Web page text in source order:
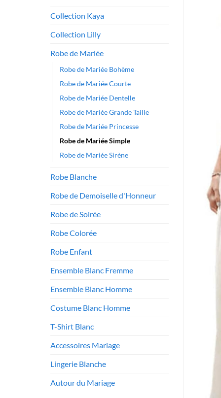
Collection Kaya
Collection Lilly
Robe de Mariée
Robe de Mariée Bohème
Robe de Mariée Courte
Robe de Mariée Dentelle
Robe de Mariée Grande Taille
Robe de Mariée Princesse
Robe de Mariée Simple
Robe de Mariée Sirène
Robe Blanche
Robe de Demoiselle d'Honneur
Robe de Soirée
Robe Colorée
Robe Enfant
Ensemble Blanc Fremme
Ensemble Blanc Homme
Costume Blanc Homme
T-Shirt Blanc
Accessoires Mariage
Lingerie Blanche
Autour du Mariage